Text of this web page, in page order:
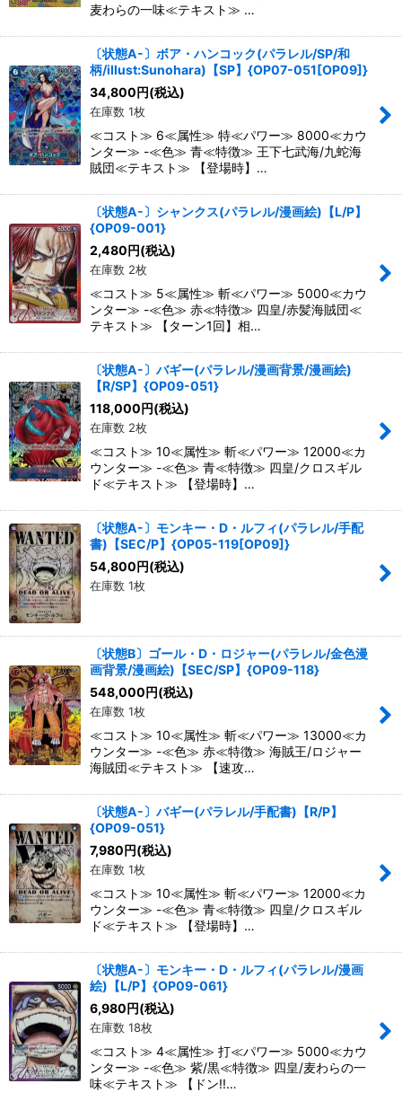
麦わらの一味≪テキスト≫ …
〔状態A-〕ボア・ハンコック(パラレル/SP/和
柄/illust:Sunohara)【SP】{OP07-051[OP09]}
34,800円(税込)
在庫数 1枚
≪コスト≫ 6≪属性≫ 特≪パワー≫ 8000≪カウ
ンター≫ -≪色≫ 青≪特徴≫ 王下七武海/九蛇海
賊団≪テキスト≫ 【登場時】…
〔状態A-〕シャンクス(パラレル/漫画絵)【L/P】
{OP09-001}
2,480円(税込)
在庫数 2枚
≪コスト≫ 5≪属性≫ 斬≪パワー≫ 5000≪カウ
ンター≫ -≪色≫ 赤≪特徴≫ 四皇/赤髪海賊団≪
テキスト≫ 【ターン1回】相…
〔状態A-〕バギー(パラレル/漫画背景/漫画絵)
【R/SP】{OP09-051}
118,000円(税込)
在庫数 2枚
≪コスト≫ 10≪属性≫ 斬≪パワー≫ 12000≪カ
ウンター≫ -≪色≫ 青≪特徴≫ 四皇/クロスギル
ド≪テキスト≫ 【登場時】…
〔状態A-〕モンキー・D・ルフィ(パラレル/手配
書)【SEC/P】{OP05-119[OP09]}
54,800円(税込)
在庫数 1枚
〔状態B〕ゴール・D・ロジャー(パラレル/金色漫
画背景/漫画絵)【SEC/SP】{OP09-118}
548,000円(税込)
在庫数 1枚
≪コスト≫ 10≪属性≫ 斬≪パワー≫ 13000≪カ
ウンター≫ -≪色≫ 赤≪特徴≫ 海賊王/ロジャー
海賊団≪テキスト≫ 【速攻…
〔状態A-〕バギー(パラレル/手配書)【R/P】
{OP09-051}
7,980円(税込)
在庫数 1枚
≪コスト≫ 10≪属性≫ 斬≪パワー≫ 12000≪カ
ウンター≫ -≪色≫ 青≪特徴≫ 四皇/クロスギル
ド≪テキスト≫ 【登場時】…
〔状態A-〕モンキー・D・ルフィ(パラレル/漫画
絵)【L/P】{OP09-061}
6,980円(税込)
在庫数 18枚
≪コスト≫ 4≪属性≫ 打≪パワー≫ 5000≪カウ
ンター≫ -≪色≫ 紫/黒≪特徴≫ 四皇/麦わらの一
味≪テキスト≫ 【ドン!!…